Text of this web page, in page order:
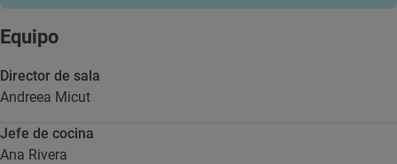
Equipo
Director de sala
Andreea Micut
Jefe de cocina
Ana Rivera